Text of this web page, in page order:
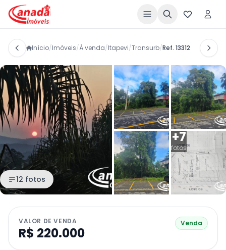
Início/Imóveis/À venda/Itapevi/Transurb/Ref. 13312
+7
fotos
12 fotos
VALOR DE VENDA
R$ 220.000
Venda